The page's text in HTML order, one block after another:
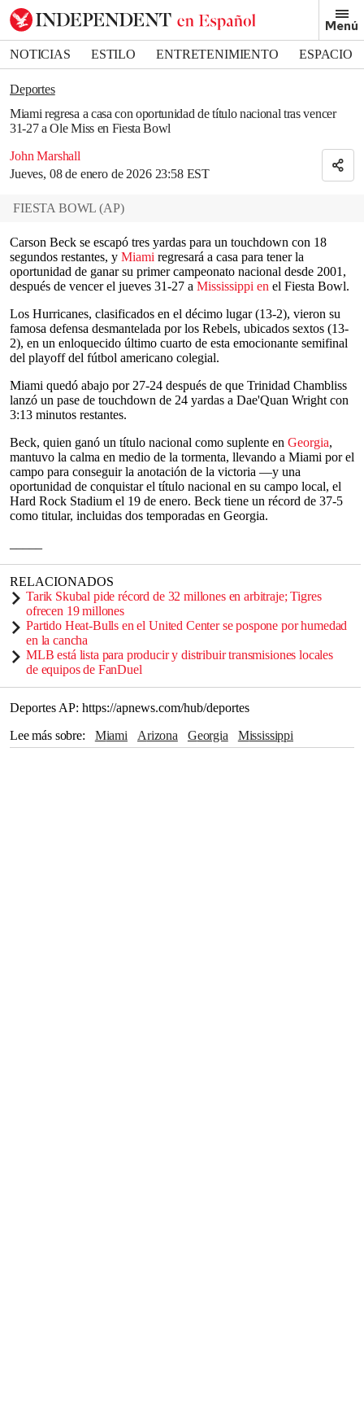
Menú
NOTICIAS ESTILO ENTRETENIMIENTO
ESPACIO
DEPORTES
Deportes
Miami regresa a casa con oportunidad de título nacional tras vencer
31-27 a Ole Miss en Fiesta Bowl
John Marshall
Jueves, 08 de enero de 2026 23:58 EST
Bookmark popover
Removed from bookmarks
Close popover
FIESTA BOWL (AP)
Carson Beck se escapó tres yardas para un touchdown con 18
segundos restantes, y Miami regresará a casa para tener la
oportunidad de ganar su primer campeonato nacional desde 2001,
después de vencer el jueves 31-27 a Mississippi en el Fiesta Bowl.
Los Hurricanes, clasificados en el décimo lugar (13-2), vieron su
famosa defensa desmantelada por los Rebels, ubicados sextos (13-
2), en un enloquecido último cuarto de esta emocionante semifinal
del playoff del fútbol americano colegial.
Miami quedó abajo por 27-24 después de que Trinidad Chambliss
lanzó un pase de touchdown de 24 yardas a Dae'Quan Wright con
3:13 minutos restantes.
Beck, quien ganó un título nacional como suplente en Georgia,
mantuvo la calma en medio de la tormenta, llevando a Miami por el
campo para conseguir la anotación de la victoria —y una
oportunidad de conquistar el título nacional en su campo local, el
Hard Rock Stadium el 19 de enero. Beck tiene un récord de 37-5
como titular, incluidas dos temporadas en Georgia.
RELACIONADOS
Tarik Skubal pide récord de 32 millones en arbitraje; Tigres
ofrecen 19 millones
Partido Heat-Bulls en el United Center se pospone por humedad
en la cancha
MLB está lista para producir y distribuir transmisiones locales
de equipos de FanDuel
Deportes AP: https://apnews.com/hub/deportes
Lee más sobre
Miami Arizona Georgia Mississippi